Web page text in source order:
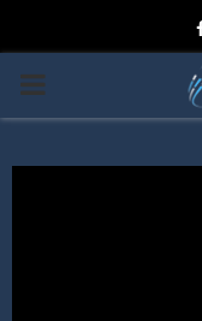
PRIMARY